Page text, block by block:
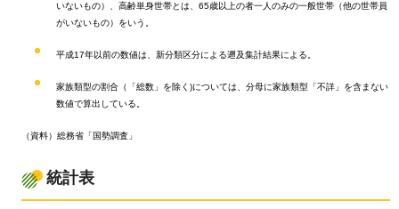
いないもの）、高齢単身世帯とは、65歳以上の者一人のみの一般世帯（他の世帯員
がいないもの）をいう。
平成17年以前の数値は、新分類区分による遡及集計結果による。
家族類型の割合（「総数」を除く)については、分母に家族類型「不詳」を含まない
数値で算出している。
（資料）総務省「国勢調査」
統計表